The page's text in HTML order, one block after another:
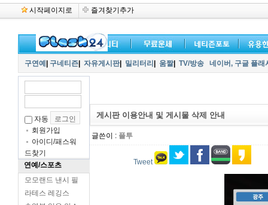
시작페이지로 즐겨찾기추가
구연예 구네티즌 자유게시판| 밀리터리 움짤| TV/방송 네이버, 구글 플
자동
회원가입
아이디/패스워
드찾기
연예/스포츠
모모랜드 낸시 필
라테스 레깅스
게시판 이용안내 및 게시물 삭제 안내
글쓴이 : 플투
Tweet